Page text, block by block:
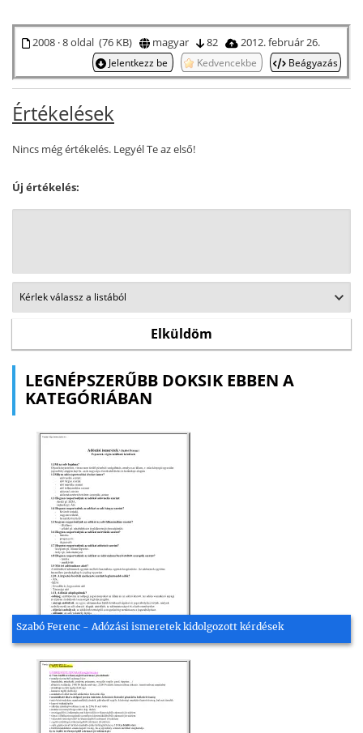
2008 · 8 oldal (76 KB) magyar 82 2012. február 26.
Jelentkezz be Kedvencekbe Beágyazás
Értékelések
Nincs még értékelés. Legyél Te az első!
Új értékelés:
LEGNÉPSZERŰBB DOKSIK EBBEN A
KATEGÓRIÁBAN
Szabó Ferenc - Adózási ismeretek kidolgozott kérdések